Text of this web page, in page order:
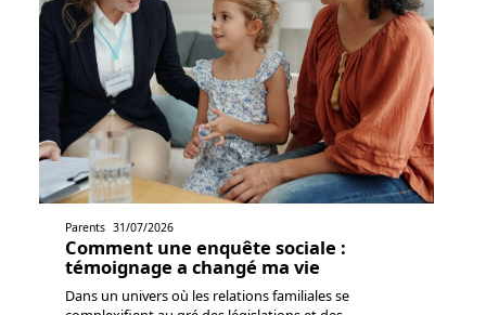
Parents 31/07/2026
Comment une enquête sociale :
témoignage a changé ma vie
Dans un univers où les relations familiales se